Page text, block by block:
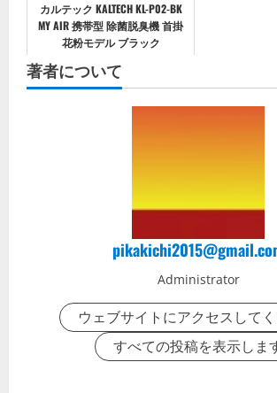
カルテック KALTECH KL-P02-BK
MY AIR 携帯型 除菌脱臭機 首掛
花粉モデル ブラック
著者について
Administrator
ウェブサイトにアクセスして
すべての投稿を表示しま